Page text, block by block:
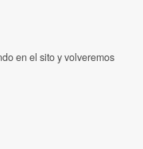
en el sito y volveremos